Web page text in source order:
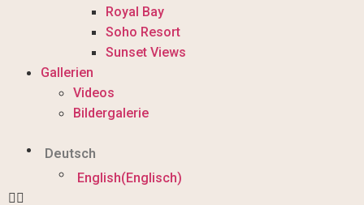
Royal Bay
Soho Resort
Sunset Views
Gallerien
Videos
Bildergalerie
Deutsch
English(Englisch)